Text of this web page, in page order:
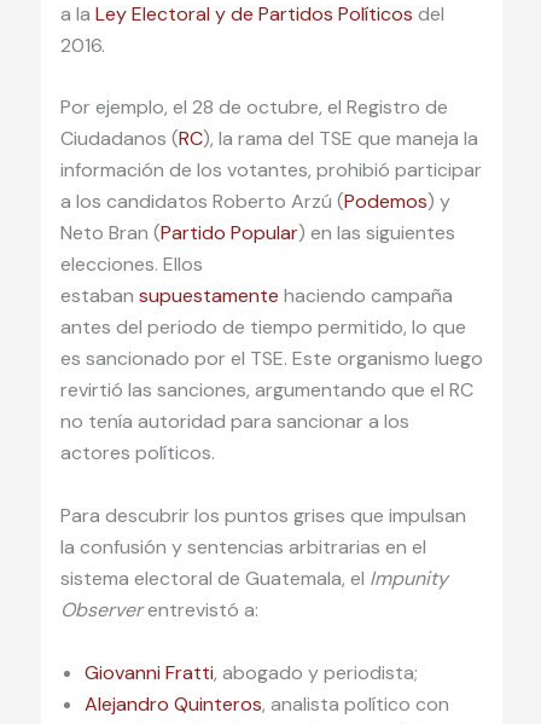
a la Ley Electoral y de Partidos Políticos del
2016.
Por ejemplo, el 28 de octubre, el Registro de
Ciudadanos (RC), la rama del TSE que maneja la
información de los votantes, prohibió participar
a los candidatos Roberto Arzú (Podemos) y
Neto Bran (Partido Popular) en las siguientes
elecciones. Ellos
estaban supuestamente haciendo campaña
antes del periodo de tiempo permitido, lo que
es sancionado por el TSE. Este organismo luego
revirtió las sanciones, argumentando que el RC
no tenía autoridad para sancionar a los
actores políticos.
Para descubrir los puntos grises que impulsan
la confusión y sentencias arbitrarias en el
sistema electoral de Guatemala, el Impunity
Observerentrevistó a:
Giovanni Fratti, abogado y periodista;
Alejandro Quinteros, analista político con